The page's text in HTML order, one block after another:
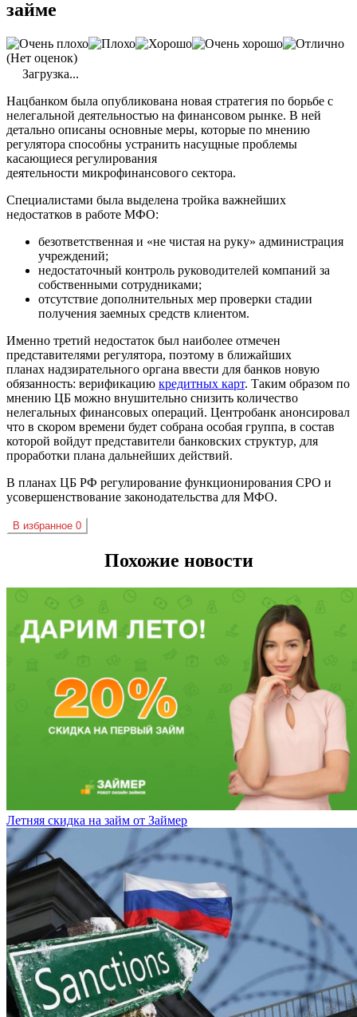
займе
(Нет оценок)
Загрузка...
Нацбанком была опубликована новая стратегия по борьбе с
нелегальной деятельностью на финансовом рынке. В ней
детально описаны основные меры, которые по мнению
регулятора способны устранить насущные проблемы
касающиеся регулирования
деятельности микрофинансового сектора.
Специалистами была выделена тройка важнейших
недостатков в работе МФО:
безответственная и «не чистая на руку» администрация
учреждений;
недостаточный контроль руководителей компаний за
собственными сотрудниками;
отсутствие дополнительных мер проверки стадии
получения заемных средств клиентом.
Именно третий недостаток был наиболее отмечен
представителями регулятора, поэтому в ближайших
планах надзирательного органа ввести для банков новую
обязанность: верификацию кредитных карт. Таким образом по
мнению ЦБ можно внушительно снизить количество
нелегальных финансовых операций. Центробанк анонсировал
что в скором времени будет собрана особая группа, в состав
которой войдут представители банковских структур, для
проработки плана дальнейших действий.
В планах ЦБ РФ регулирование функционирования СРО и
усовершенствование законодательства для МФО.
В избранное 0
Похожие новости
Летняя скидка на займ от Займер